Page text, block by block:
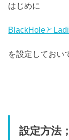
はじめに
BlackHoleと
を設定しておい
設定方法